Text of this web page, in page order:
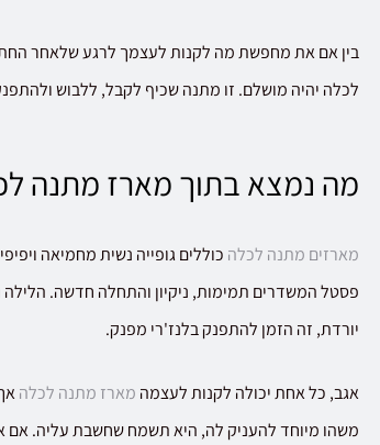
בין אם את מחפשת מה לקנות לעצמך לרגע שלאחר
לכלה יהיה מושלם. זו מתנה שכיף לקבל, ללבוש
מה נמצא בתוך מארז מתנה
מארזים מתנה לכלה כוללים גופייה נשית מחמיאה
פסטל המשדרים תמימות, ניקיון והתחלה חדשה.
יורדת, זה הזמן להתפנק בלנז'רי מפנק.
אגב, כל אחת יכולה לקנות לעצמה מארז מתנה לכלה
משהו מיוחד להעניק לה, היא תשמח שחשבת עליה. אם